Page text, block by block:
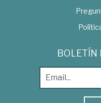
BOLETÍN